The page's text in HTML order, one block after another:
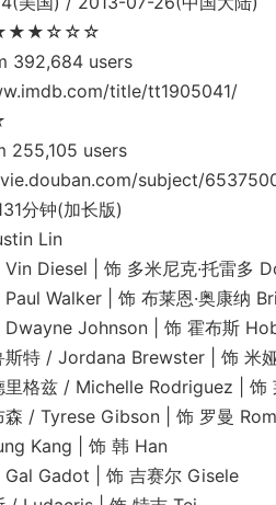
392,684 users
title/tt1905041/
users
subject/
钟(加长版)
Lin
| 饰 多米尼克·托雷多
| 饰 布莱恩·奥康纳
Johnson | 饰 霍布斯
Brewster | 饰 米娅
/ Michelle Rodriguez | 饰
Gibson | 饰 罗曼
| 饰 韩 Han
| 饰 吉赛尔 Gisele